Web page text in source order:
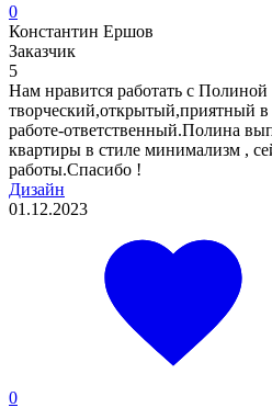
0
Константин Ершов
Заказчик
5
Нам нравится работать с
творческий,открытый,приятный
работе-ответственный.Полина
квартиры в стиле минимализм ,
работы.Спасибо !
Дизайн
01.12.2023
0